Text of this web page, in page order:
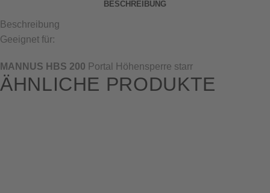
BESCHREIBUNG
Beschreibung
Geeignet für:
MANNUS HBS 200 Portal Höhensperre starr
ÄHNLICHE PRODUKTE